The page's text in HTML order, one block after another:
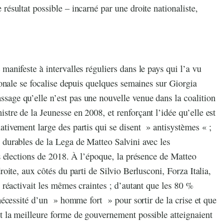
possible – incarné par une droite nationaliste,
à intervalles réguliers dans le pays qui l’a vu
se focalise depuis quelques semaines sur Giorgia
qu’elle n’est pas une nouvelle venue dans la coalition
de la Jeunesse en 2008, et renforçant l’idée qu’elle est
large des partis qui se disent » antisystèmes « ;
de la Lega de Matteo Salvini avec les
de 2018. À l’époque, la présence de Matteo
aux côtés du parti de Silvio Berlusconi, Forza Italia,
les mêmes craintes ; d’autant que les 80 %
d’un » homme fort » pour sortir de la crise et que
meilleure forme de gouvernement possible atteignaient